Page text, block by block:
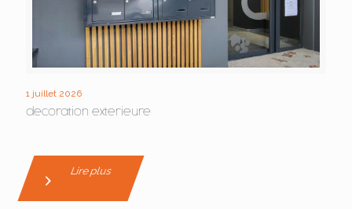
1 juillet 2026
decoration exterieure
Lire plus